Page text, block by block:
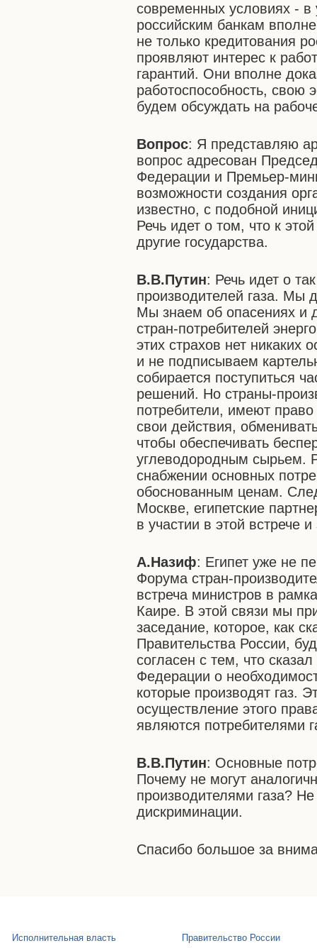
современных условиях - в
российским банкам
не только кредитования
проявляют интерес к
гарантий. Они вполне
работоспособность, свою
будем обсуждать на
Вопрос: Я представляю
вопрос адресован
Федерации и Премьер-
возможности создания
известно, с подобной
Речь идет о том, что к
другие государства.
В.В.Путин: Речь идет о
производителей газа. Мы
Мы знаем об опасениях и
стран-потребителей
этих страхов нет никаких
и не подписываем
собирается поступиться
решений. Но страны-
потребители, имеют
свои действия,
чтобы обеспечивать
углеводородным сырьем.
снабжении основных
обоснованным ценам.
Москве, египетские
в участии в этой встрече
А.Назиф: Египет уже не
Форума стран-
встреча министров в
Каире. В этой связи мы
заседание, которое, как
Правительства России,
согласен с тем, что
Федерации о
которые производят газ.
осуществление этого
являются потребителями
В.В.Путин: Основные
Почему не могут
производителями газа?
дискриминации.
Спасибо большое за
Исполнительная власть Правительство России